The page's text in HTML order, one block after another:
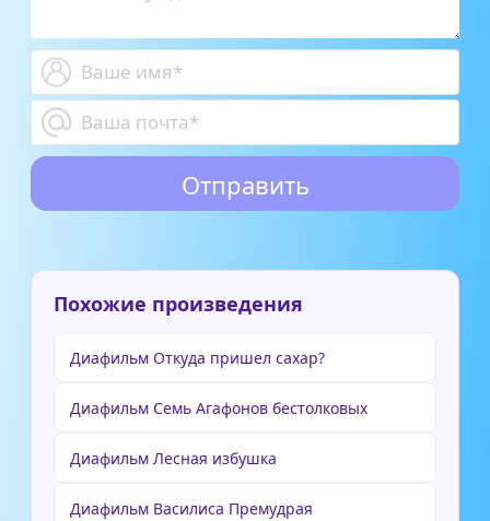
Похожие произведения
Диафильм Откуда пришел сахар?
Диафильм Семь Агафонов бестолковых
Диафильм Лесная избушка
Диафильм Василиса Премудрая